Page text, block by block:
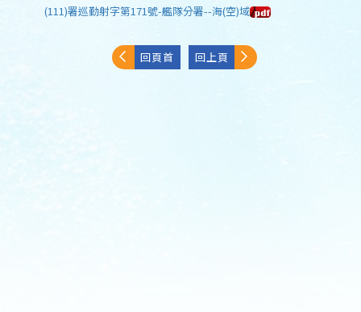
(111)署巡勤射字第171號-艦隊分署--海(空)域
回頁首 回上頁